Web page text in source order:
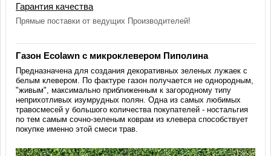
Гарантия качества
Прямые поставки от ведущих Производителей!
Газон Ecolawn с микроклевером Пиполина
Предназначена для создания декоративных зеленых лужаек с
белым клевером. По фактуре газон получается не однородным,
"живым", максимально приближенным к загородному типу
неприхотливых изумрудных полян. Одна из самых любимых
травосмесей у большого количества покупателей - ностальгия
по тем самым сочно-зеленым коврам из клевера способствует
покупке именно этой смеси трав.